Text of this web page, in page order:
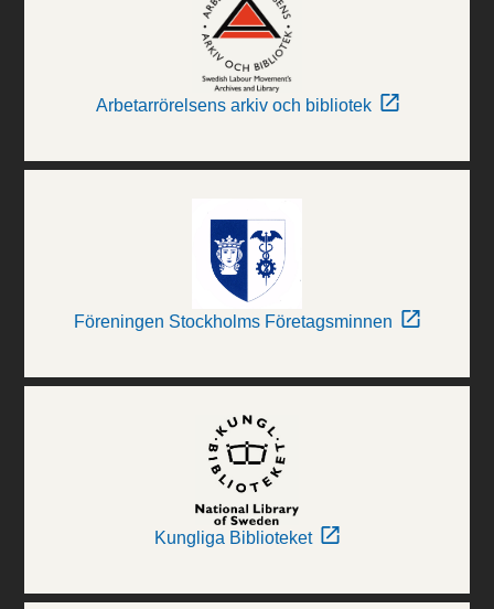
Arbetarrörelsens arkiv och bibliotek
Föreningen Stockholms Företagsminnen
Kungliga Biblioteket